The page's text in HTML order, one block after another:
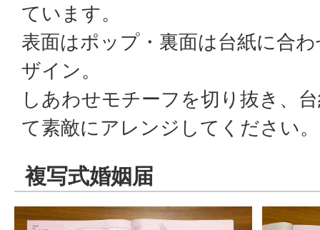
ています。
表面はポップ・裏面は台紙に合
ザイン。
しあわせモチーフを切り抜き、
て素敵にアレンジしてください。
複写式婚姻届